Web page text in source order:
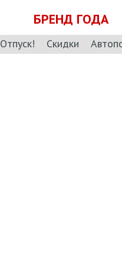
БРЕНД ГОДА
Отпуск! Скидки